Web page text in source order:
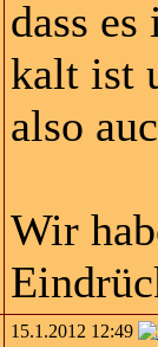
dass
kalt ist
also
Wir
15.1.2012 12:49